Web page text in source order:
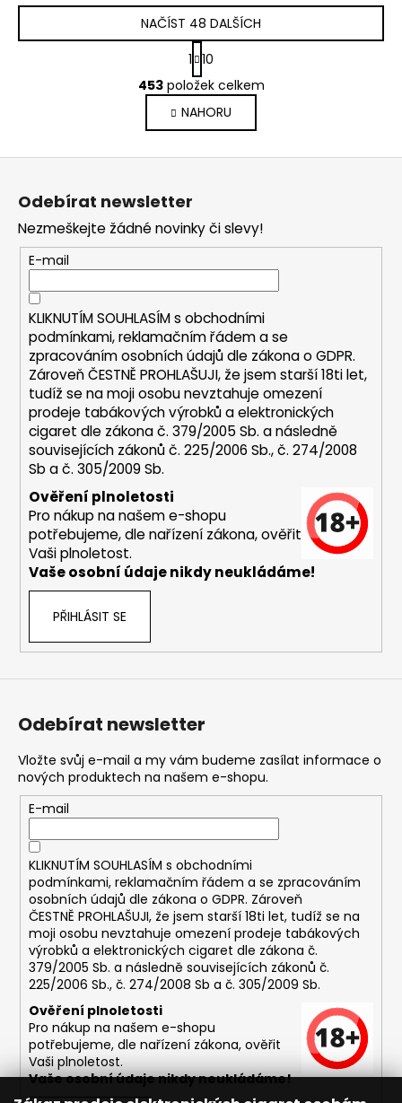
O
v
l
á
d
p
r
v
k
y
v
ý
p
i
s
u
NAČÍST 48 DALŠÍCH
S
t
r
á
n
k
o
í
1 10
453položek celkem
NAHORU
Odebírat newsletter
Nezmeškejte žádné novinky či slevy!
E-mail
KLIKNUTÍM SOUHLASÍM s obchodními
podmínkami,reklamačním řádem a se
zpracováním osobních údajů dle zákona oGDPR.
Zároveň ČESTNĚ PROHLAŠUJI, že jsem starší 18ti let,
tudíž se na moji osobu nevztahuje omezení
prodeje tabákových výrobků a elektronických
cigaret dle zákona č. 379/2005 Sb. a následně
souvisejících zákonů č. 225/2006 Sb., č. 274/2008
Sb a č. 305/2009 Sb.
Ověření plnoletosti
Pro nákup na našem e-shopu
potřebujeme, dle nařízení zákona, ověřit
Vaši plnoletost.
Vaše osobní údaje nikdy neukládáme!
PŘIHLÁSIT SE
Odebírat newsletter
Vložte svůj e-mail a my vám budeme zasílat informace o
nových produktech na našem e-shopu.
E-mail
KLIKNUTÍM SOUHLASÍM s obchodními
podmínkami, reklamačním řádem a se zpracováním
osobních údajů dle zákona o GDPR. Zároveň
ČESTNĚ PROHLAŠUJI, že jsem starší 18ti let, tudíž se na
moji osobu nevztahuje omezení prodeje tabákových
výrobků a elektronických cigaret dle zákona č.
379/2005 Sb. a následně souvisejících zákonů č.
225/2006 Sb., č. 274/2008 Sb a č. 305/2009 Sb.
Ověření plnoletosti
Pro nákup na našem e-shopu
potřebujeme, dle nařízení zákona, ověřit
Vaši plnoletost.
Vaše osobní údaje nikdy neukládáme!